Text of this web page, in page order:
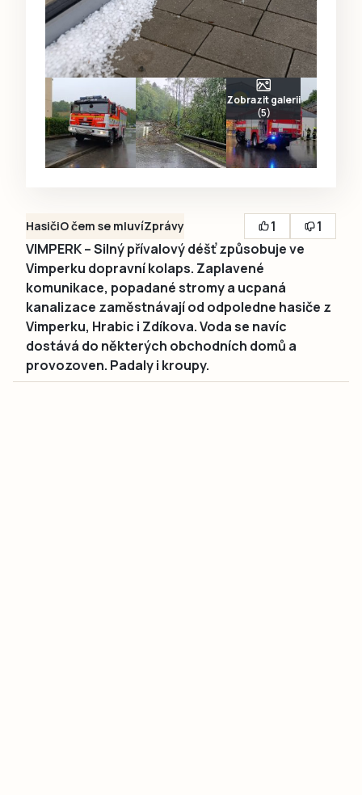
Zobrazit galerii
(5)
HasičiO čem se mluvíZprávy 1
1
VIMPERK – Silný přívalový déšť způsobuje ve
Vimperku dopravní kolaps. Zaplavené
komunikace, popadané stromy a ucpaná
kanalizace zaměstnávají od odpoledne hasiče z
Vimperku, Hrabic i Zdíkova. Voda se navíc
dostává do některých obchodních domů a
provozoven. Padaly i kroupy.